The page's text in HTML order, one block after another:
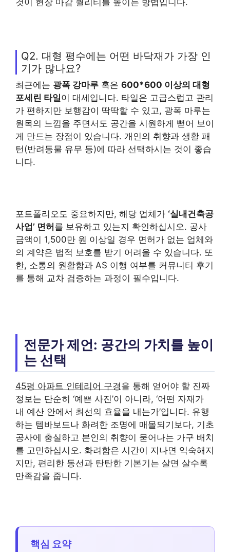
것이 현장 마감 퀄리티를 높이는 방법입니다.
Q2. 대형 평수에는 어떤 바닥재가 가장 인
기가 많나요?
최근에는 광폭 강마루 혹은 600*600 이상의 대형
포세린 타일이 대세입니다. 타일은 고급스럽고 관리
가 편하지만 보행감이 딱딱할 수 있고, 광폭 마루는
원목의 느낌을 주면서도 공간을 시원하게 뻗어 보이
게 만드는 장점이 있습니다. 개인의 취향과 생활 패
턴(반려동물 유무 등)에 따라 선택하시는 것이 좋습
니다.
포트폴리오도 중요하지만, 해당 업체가 ‘실내건축공
사업’ 면허를 보유하고 있는지 확인하십시오. 공사
금액이 1,500만 원 이상일 경우 면허가 없는 업체와
의 계약은 법적 보호를 받기 어려울 수 있습니다. 또
한, 소통의 원활함과 AS 이행 여부를 커뮤니티 후기
를 통해 교차 검증하는 과정이 필수입니다.
전문가 제언: 공간의 가치를 높이
는 선택
45평 아파트 인테리어 구경을 통해 얻어야 할 진짜
정보는 단순히 ‘예쁜 사진’이 아니라, ‘어떤 자재가
내 예산 안에서 최선의 효율을 내는가’입니다. 유행
하는 템바보드나 화려한 조명에 매몰되기보다, 기초
공사에 충실하고 본인의 취향이 묻어나는 가구 배치
를 고민하십시오. 화려함은 시간이 지나면 익숙해지
지만, 편리한 동선과 탄탄한 기본기는 살면 살수록
만족감을 줍니다.
핵심 요약